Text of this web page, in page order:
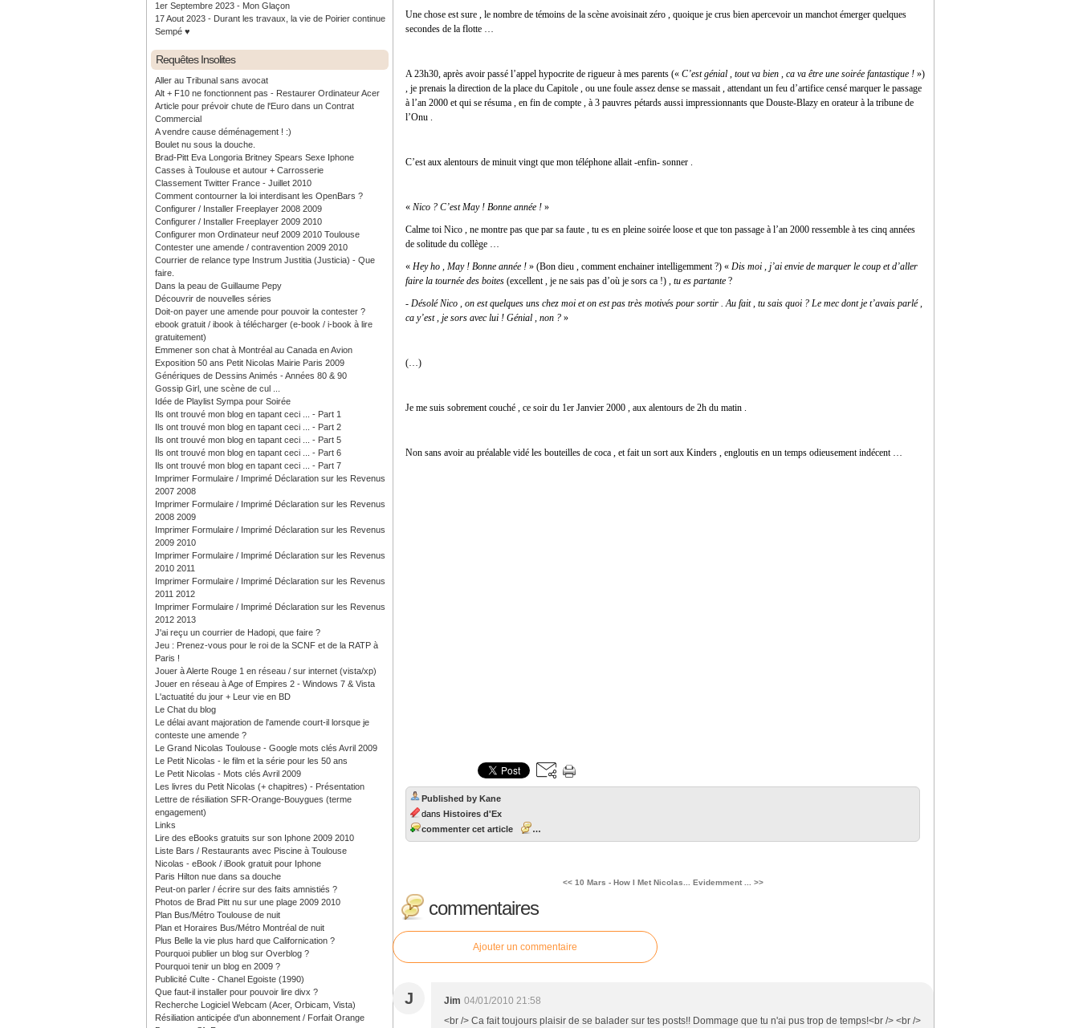
1er Septembre 2023 - Mon Glaçon
17 Aout 2023 - Durant les travaux, la vie de Poirier continue
Sempé ♥️
Requêtes Insolites
Aller au Tribunal sans avocat
Alt + F10 ne fonctionnent pas - Restaurer Ordinateur Acer
Article pour prévoir chute de l'Euro dans un Contrat
Commercial
A vendre cause déménagement ! :)
Boulet nu sous la douche.
Brad-Pitt Eva Longoria Britney Spears Sexe Iphone
Casses à Toulouse et autour + Carrosserie
Classement Twitter France - Juillet 2010
Comment contourner la loi interdisant les OpenBars ?
Configurer / Installer Freeplayer 2008 2009
Configurer / Installer Freeplayer 2009 2010
Configurer mon Ordinateur neuf 2009 2010 Toulouse
Contester une amende / contravention 2009 2010
Courrier de relance type Instrum Justitia (Justicia) - Que
faire.
Dans la peau de Guillaume Pepy
Découvrir de nouvelles séries
Doit-on payer une amende pour pouvoir la contester ?
ebook gratuit / ibook à télécharger (e-book / i-book à lire
gratuitement)
Emmener son chat à Montréal au Canada en Avion
Exposition 50 ans Petit Nicolas Mairie Paris 2009
Génériques de Dessins Animés - Années 80 & 90
Gossip Girl, une scène de cul ...
Idée de Playlist Sympa pour Soirée
Ils ont trouvé mon blog en tapant ceci ... - Part 1
Ils ont trouvé mon blog en tapant ceci ... - Part 2
Ils ont trouvé mon blog en tapant ceci ... - Part 5
Ils ont trouvé mon blog en tapant ceci ... - Part 6
Ils ont trouvé mon blog en tapant ceci ... - Part 7
Imprimer Formulaire / Imprimé Déclaration sur les Revenus
2007 2008
Imprimer Formulaire / Imprimé Déclaration sur les Revenus
2008 2009
Imprimer Formulaire / Imprimé Déclaration sur les Revenus
2009 2010
Imprimer Formulaire / Imprimé Déclaration sur les Revenus
2010 2011
Imprimer Formulaire / Imprimé Déclaration sur les Revenus
2011 2012
Imprimer Formulaire / Imprimé Déclaration sur les Revenus
2012 2013
J'ai reçu un courrier de Hadopi, que faire ?
Jeu : Prenez-vous pour le roi de la SCNF et de la RATP à
Paris !
Jouer à Alerte Rouge 1 en réseau / sur internet (vista/xp)
Jouer en réseau à Age of Empires 2 - Windows 7 & Vista
L'actuatité du jour + Leur vie en BD
Le Chat du blog
Le délai avant majoration de l'amende court-il lorsque je
conteste une amende ?
Le Grand Nicolas Toulouse - Google mots clés Avril 2009
Le Petit Nicolas - le film et la série pour les 50 ans
Le Petit Nicolas - Mots clés Avril 2009
Les livres du Petit Nicolas (+ chapitres) - Présentation
Lettre de résiliation SFR-Orange-Bouygues (terme
engagement)
Links
Lire des eBooks gratuits sur son Iphone 2009 2010
Liste Bars / Restaurants avec Piscine à Toulouse
Nicolas - eBook / iBook gratuit pour Iphone
Paris Hilton nue dans sa douche
Peut-on parler / écrire sur des faits amnistiés ?
Photos de Brad Pitt nu sur une plage 2009 2010
Plan Bus/Métro Toulouse de nuit
Plan et Horaires Bus/Métro Montréal de nuit
Plus Belle la vie plus hard que Californication ?
Pourquoi publier un blog sur Overblog ?
Pourquoi tenir un blog en 2009 ?
Publicité Culte - Chanel Egoiste (1990)
Que faut-il installer pour pouvoir lire divx ?
Recherche Logiciel Webcam (Acer, Orbicam, Vista)
Résiliation anticipée d'un abonnement / Forfait Orange
Une chose est sure , le nombre de témoins de la scène avoisinait zéro , quoique je crus bien apercevoir un manchot émerger quelques
secondes de la flotte …
A 23h30, après avoir passé l’appel hypocrite de rigueur à mes parents (« C’est génial , tout va bien , ca va être une soirée fantastique ! »)
, je prenais la direction de la place du Capitole , ou une foule assez dense se massait , attendant un feu d’artifice censé marquer le passage
à l’an 2000 et qui se résuma , en fin de compte , à 3 pauvres pétards aussi impressionnants que Douste-Blazy en orateur à la tribune de
l’Onu .
C’est aux alentours de minuit vingt que mon téléphone allait -enfin- sonner .
« Nico ? C’est May ! Bonne année ! »
Calme toi Nico , ne montre pas que par sa faute , tu es en pleine soirée loose et que ton passage à l’an 2000 ressemble à tes cinq années
de solitude du collège …
« Hey ho , May ! Bonne année ! » (Bon dieu , comment enchainer intelligemment ?) « Dis moi , j’ai envie de marquer le coup et d’aller
faire la tournée des boites (excellent , je ne sais pas d’où je sors ca !) , tu es partante ?
- Désolé Nico , on est quelques uns chez moi et on est pas très motivés pour sortir . Au fait , tu sais quoi ? Le mec dont je t’avais parlé ,
ca y’est , je sors avec lui ! Génial , non ? »
(…)
Je me suis sobrement couché , ce soir du 1er Janvier 2000 , aux alentours de 2h du matin .
Non sans avoir au préalable vidé les bouteilles de coca , et fait un sort aux Kinders , engloutis en un temps odieusement indécent …
Published by Kane
dans Histoires d'Ex
commenter cet article
…
<< 10 Mars - How I Met Nicolas... Evidemment ... >>
commentaires
Ajouter un commentaire
J Jim 04/01/2010 21:58
<br /> Ca fait toujours plaisir de se balader sur tes posts!! Dommage que tu n'ai pus trop de temps!<br /> <br />